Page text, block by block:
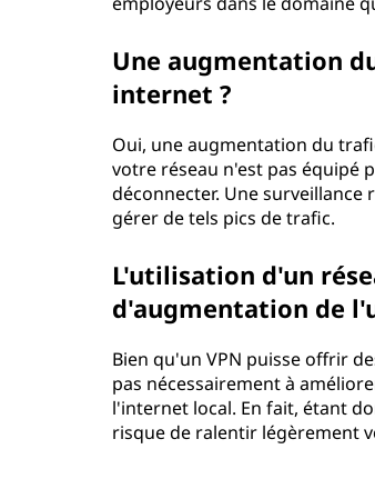
Une augmentation
internet ?
Oui, une augmentation du
votre réseau n'est pas équipé
déconnecter. Une
gérer de tels pics de trafic.
L'utilisation d'un
d'augmentation de
Bien qu'un VPN puisse offrir
pas nécessairement à
l'internet local. En fait, étant
risque de ralentir légèrement